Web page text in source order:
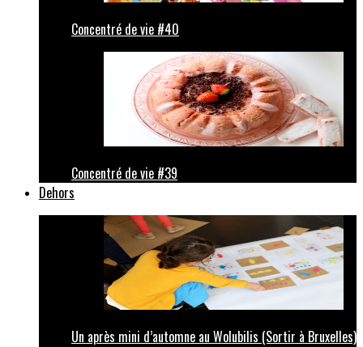
Concentré de vie #40
Concentré de vie #39
Dehors
Un après mini d’automne au Wolubilis (Sortir à Bruxelles)